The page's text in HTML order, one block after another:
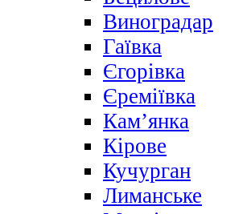
Виноградар
Гаївка
Єгорівка
Єреміївка
Кам’янка
Кірове
Кучурган
Лиманське